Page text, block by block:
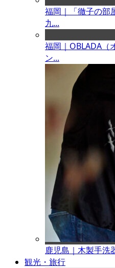
福岡｜「徹子の部
九...
福岡｜OBLADA（
ン...
鹿児島｜木製手洗
観光・旅行